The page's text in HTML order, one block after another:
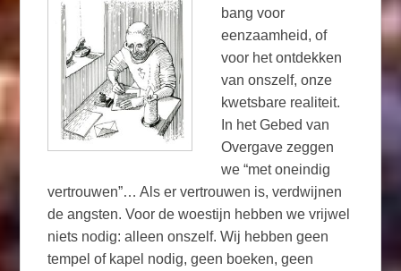
bang voor
eenzaamheid, of
voor het ontdekken
van onszelf, onze
kwetsbare realiteit.
In het Gebed van
Overgave zeggen
we “met oneindig
vertrouwen”… Als er vertrouwen is, verdwijnen
de angsten. Voor de woestijn hebben we vrijwel
niets nodig: alleen onszelf. Wij hebben geen
tempel of kapel nodig, geen boeken, geen